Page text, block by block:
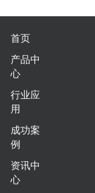
首页
产品中
心
行业应
用
成功案
例
资讯中
心